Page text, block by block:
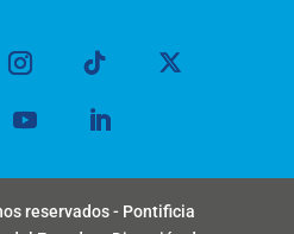
reservados - Pontificia